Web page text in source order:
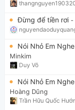
Đừng để tiền rơi -
Nói Nhỏ Em Nghe
Minkim
Duy Võ
Nói Nhỏ Em
Hoàng Dũng
Trần Hữu Quốc